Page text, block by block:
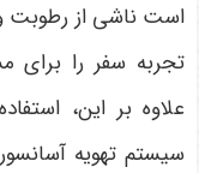
است ناشی از
تجربه سفر را برای
علاوه بر این،
سیستم تهویه